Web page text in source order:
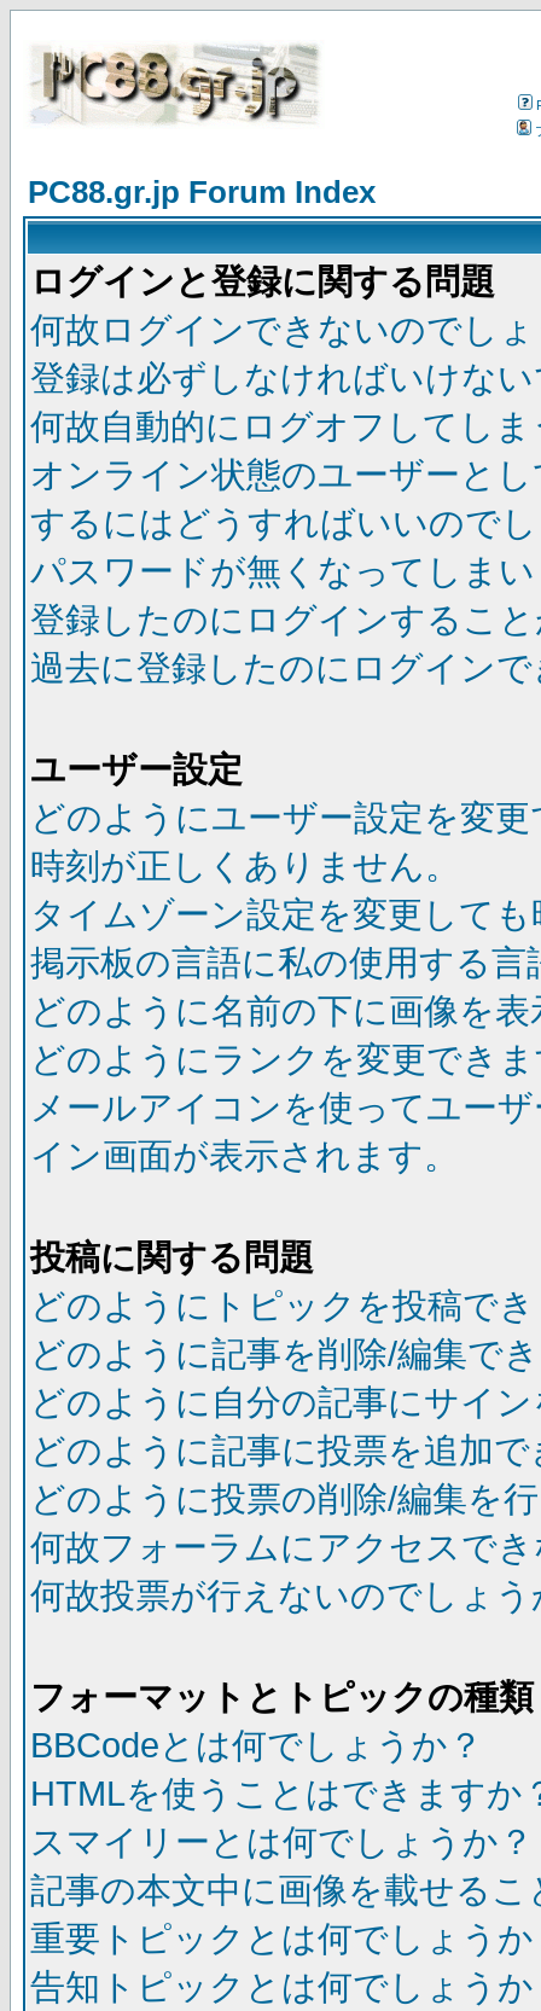
PC88.gr.jp Forum Index
ログインと登録に関する問題
何故ログインできないのでし
登録は必ずしなければいけな
何故自動的にログオフしてし
オンライン状態のユーザーと
するにはどうすればいいので
パスワードが無くなってしま
登録したのにログインするこ
過去に登録したのにログイン
ユーザー設定
どのようにユーザー設定を変
時刻が正しくありません。
タイムゾーン設定を変更して
掲示板の言語に私の使用する
どのように名前の下に画像を
どのようにランクを変更でき
メールアイコンを使ってユー
イン画面が表示されます。
投稿に関する問題
どのようにトピックを投稿で
どのように記事を削除/編集で
どのように自分の記事にサイ
どのように記事に投票を追加
どのように投票の削除/編集を
何故フォーラムにアクセスで
何故投票が行えないのでしょう
フォーマットとトピックの種類
BBCodeとは何でしょうか？
HTMLを使うことはできますか
スマイリーとは何でしょうか？
記事の本文中に画像を載せる
重要トピックとは何でしょうか
告知トピックとは何でしょうか